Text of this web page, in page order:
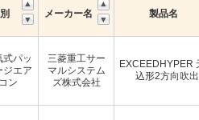
メーカー名 製品名
式パッ
ジエア
コン
三菱重工サー
マルシステム
ズ株式会社
EXCEEDHYPER
込形2方向吹